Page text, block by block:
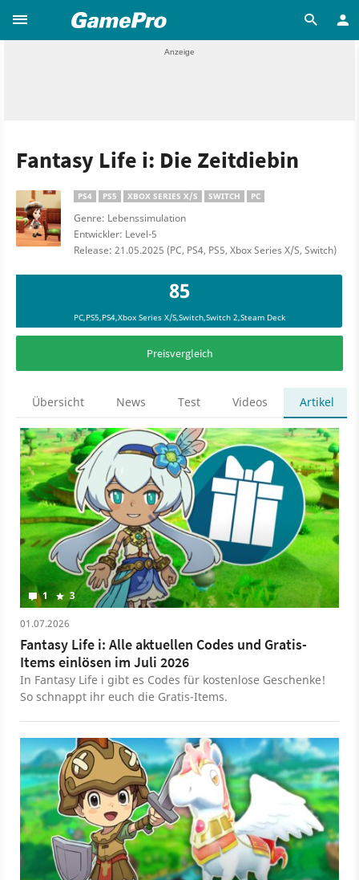
Fantasy Life i: Die Zeitdiebin
PS4 PS5 XBOX SERIES X/S SWITCH PC
Genre: Lebenssimulation
Entwickler: Level-5
Release: 21.05.2025 (PC, PS4, PS5, Xbox Series X/S, Switch)
85
PC,PS5,PS4,Xbox Series X/S,Switch,Switch 2,Steam Deck
Preisvergleich
Übersicht News Test Videos Artikel
1 3
01.07.2026
Fantasy Life i: Alle aktuellen Codes und Gratis-
Items einlösen im Juli 2026
In Fantasy Life i gibt es Codes für kostenlose Geschenke!
So schnappt ihr euch die Gratis-Items.